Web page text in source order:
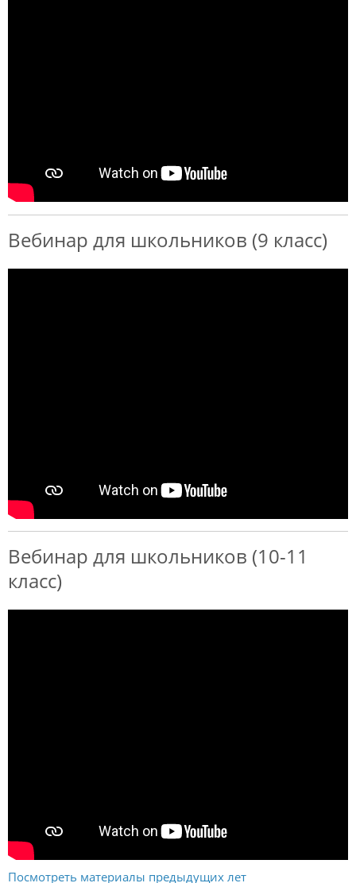
Вебинар для школьников (9 класс)
Вебинар для школьников (10-11
класс)
Посмотреть материалы предыдущих лет